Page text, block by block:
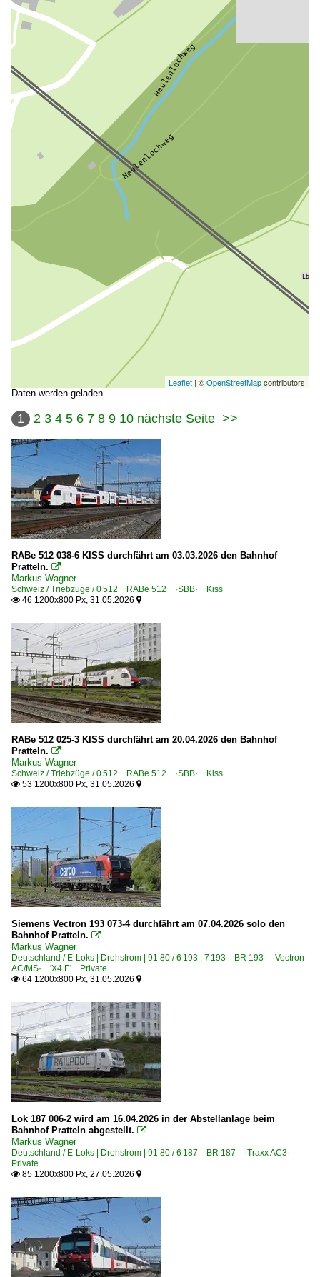
Leaflet | ©OpenStreetMapcontributors
Daten werden geladen
1 2 3 4 5 6 7 8 9 10 nächste Seite >>
RABe 512 038-6 KISS durchfährt am 03.03.2026 den Bahnhof
Pratteln. 
Markus Wagner
Schweiz / Triebzüge / 0 512 RABe 512 ·SBB· Kiss
 46 1200x800 Px, 31.05.2026 
RABe 512 025-3 KISS durchfährt am 20.04.2026 den Bahnhof
Pratteln. 
Markus Wagner
Schweiz / Triebzüge / 0 512 RABe 512 ·SBB· Kiss
 53 1200x800 Px, 31.05.2026 
Siemens Vectron 193 073-4 durchfährt am 07.04.2026 solo den
Bahnhof Pratteln. 
Markus Wagner
Deutschland / E-Loks | Drehstrom | 91 80 / 6 193 ¦ 7 193 BR 193 ·Vectron
AC/MS· 'X4 E' Private
 64 1200x800 Px, 31.05.2026 
Lok 187 006-2 wird am 16.04.2026 in der Abstellanlage beim
Bahnhof Pratteln abgestellt. 
Markus Wagner
Deutschland / E-Loks | Drehstrom | 91 80 / 6 187 BR 187 ·Traxx AC3·
Private
 85 1200x800 Px, 27.05.2026 